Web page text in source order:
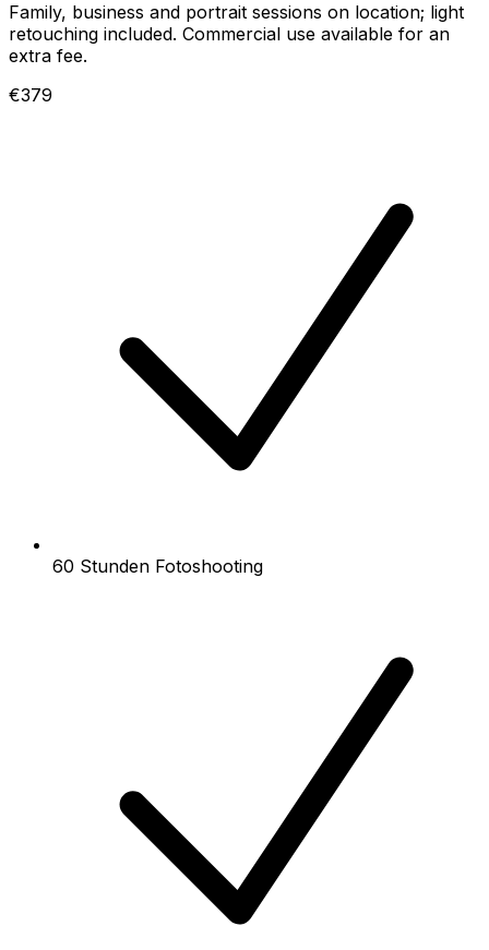
Family, business and portrait sessions on location; light
retouching included. Commercial use available for an
extra fee.
€379
60 Stunden Fotoshooting